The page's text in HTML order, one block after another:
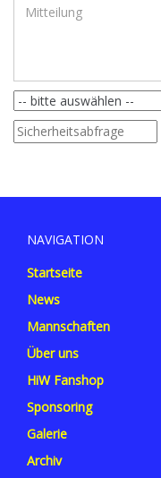
NAVIGATION
Startseite
News
Mannschaften
Über uns
HiW Fanshop
Sponsoring
Galerie
Archiv